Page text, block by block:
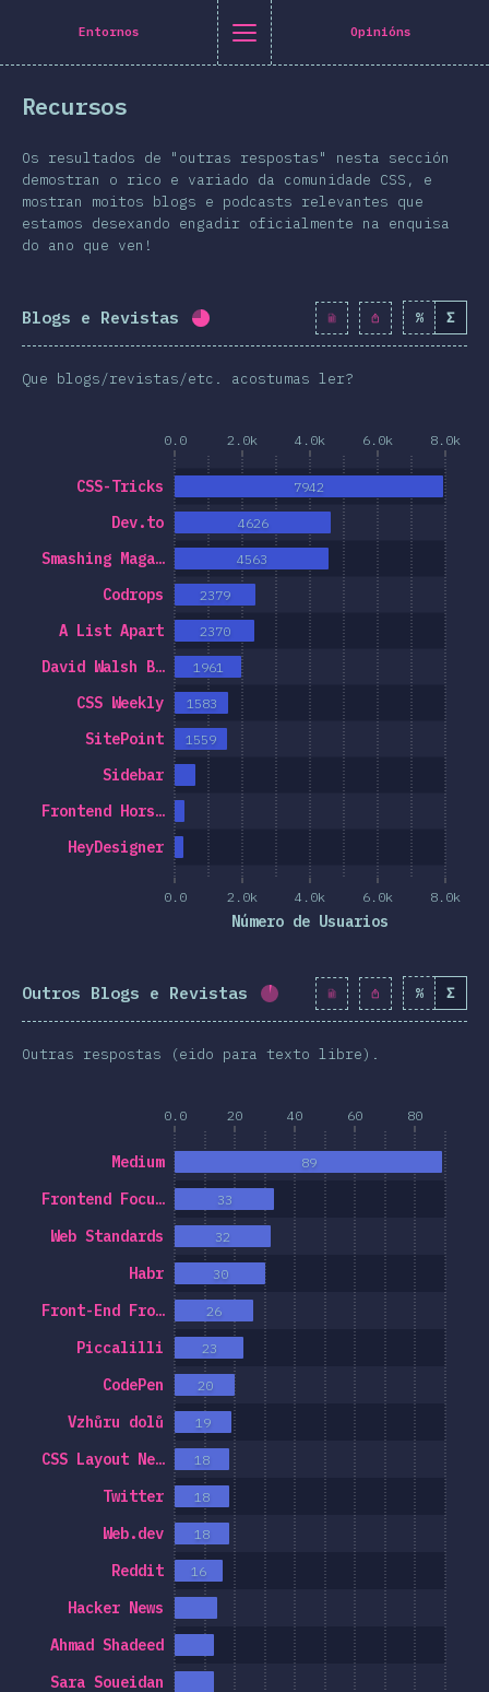
ES] general.title
[gl-ES] general.back_to_intro
[gl-ES] general.close_nav
Queries
e Selectores
CSS
en Twitter
en Facebook
Compartir en LinkedIn
Enviar por correo
Entornos Opinións
Recursos
Os resultados de "outras respostas" nesta sección
demostran o rico e variado da comunidade CSS, e
mostran moitos blogs e podcasts relevantes que
estamos desexando engadir oficialmente na enquisa
do ano que ven!
Blogs e Revistas Porcentaxe completado: 73.3
% Σ
Que blogs/revistas/etc. acostumas ler?
0.0 2.0k 4.0k 6.0k 8.0k
0.0 2.0k 4.0k 6.0k 8.0k
Número de Usuarios
HeyDesigner
Frontend Hors…
Sidebar
SitePoint
CSS Weekly
David Walsh B…
A List Apart
Codrops
Smashing Maga…
Dev.to
CSS-Tricks
1559
1583
1961
2370
2379
4563
4626
7942
Outros Blogs e Revistas Porcentaxe completado:
% Σ
Outras respostas (eido para texto libre).
0.0 20 40 60 80
Sara Soueidan
Ahmad Shadeed
Hacker News
Reddit
Web.dev
Twitter
CSS Layout Ne…
Vzhůru dolů
CodePen
Piccalilli
Front-End Fro…
Habr
Web Standards
Frontend Focu…
Medium
16
18
18
18
19
20
23
26
30
32
33
89
Navigated to [gl-ES] general.title